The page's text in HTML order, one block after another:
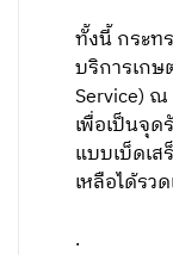
ทั้งนี้ กระท
บริการเกษ
Service)
เพื่อเป็นจุด
แบบเบ็ดเส
เหลือได้รว
.